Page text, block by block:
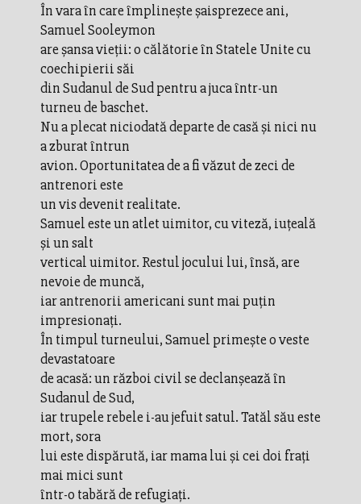
În vara în care împlinește șaisprezece ani,
Samuel Sooleymon
are șansa vieții: o călătorie în Statele Unite cu
coechipierii săi
din Sudanul de Sud pentru a juca într-un
turneu de baschet.
Nu a plecat niciodată departe de casă și nici nu
a zburat întrun
avion. Oportunitatea de a fi văzut de zeci de
antrenori este
un vis devenit realitate.
Samuel este un atlet uimitor, cu viteză, iuțeală
și un salt
vertical uimitor. Restul jocului lui, însă, are
nevoie de muncă,
iar antrenorii americani sunt mai puțin
impresionați.
În timpul turneului, Samuel primește o veste
devastatoare
de acasă: un război civil se declanșează în
Sudanul de Sud,
iar trupele rebele i-au jefuit satul. Tatăl său este
mort, sora
lui este dispărută, iar mama lui și cei doi frați
mai mici sunt
într-o tabără de refugiați.